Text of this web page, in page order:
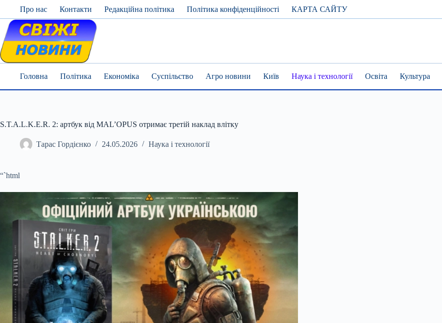
content
Про нас Контакти Редакційна політика Політика конфіденційності КАРТА САЙТУ
Головна Політика Економіка Суспільство Агро новини Київ Наука і технології Освіта Культура
S.T.A.L.K.E.R. 2: артбук від MAL’OPUS отримає третій наклад влітку
Тарас Гордієнко 24.05.2026 Наука і технології
“`html